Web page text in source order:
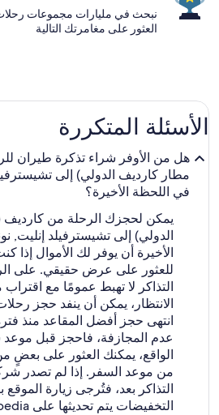
نبحث في مليارات مجموعات
العثور على مغامرتك التالية
الأسئلة المتكررة
في اللحظة الأخيرة؟
الأخيرة أن يوفر لك الأموال
للعثور على عرض حقيقي. على
التذاكر لا تهبط عمومًا مع
الانتظار، يمكن أن ينفد حجز
انتهى حجز أفضل المقاعد منذ
عدم المجازفة، فاحجز قبل
الواقع، يمكنك العثور على
من موعد السفر. إذا لم تصدر
التذاكر بعد، فتُرجى زيارة
التخفيضات يتم تحديثها على Expedia بصورة مستمرة.